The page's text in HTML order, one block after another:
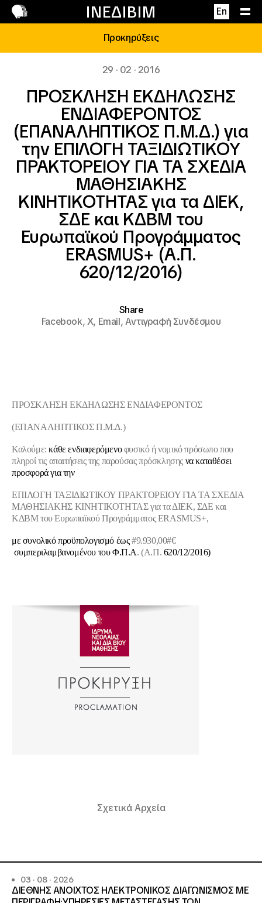
ΙΝΕΔΙΒΙΜ En
Επικοινωνία
Προκηρύξεις
29 · 02 · 2016
ΠΡΟΣΚΛΗΣΗ ΕΚΔΗΛΩΣΗΣ
ΕΝΔΙΑΦΕΡΟΝΤΟΣ
(ΕΠΑΝΑΛΗΠΤΙΚΟΣ Π.Μ.Δ.) για
την ΕΠΙΛΟΓΗ ΤΑΞΙΔΙΩΤΙΚΟΥ
ΠΡΑΚΤΟΡΕΙΟΥ ΓΙΑ ΤΑ ΣΧΕΔΙΑ
ΜΑΘΗΣΙΑΚΗΣ
ΚΙΝΗΤΙΚΟΤΗΤΑΣ για τα ΔΙΕΚ,
ΣΔΕ και ΚΔΒΜ του
Ευρωπαϊκού Προγράμματος
ERASMUS+ (Α.Π.
620/12/2016)
Share
Facebook,X, Email,Αντιγραφή Συνδέσμου
ΠΡΟΣΚΛΗΣΗ ΕΚΔΗΛΩΣΗΣ ΕΝΔΙΑΦΕΡΟΝΤΟΣ
(ΕΠΑΝΑΛΗΠΤΙΚΟΣ Π.Μ.Δ.)
Καλούμε:κάθε ενδιαφερόμενοφυσικό ή νομικό πρόσωπο που
πληροί τις απαιτήσεις της παρούσας πρόσκλησης να καταθέσει
προσφορά για την
ΕΠΙΛΟΓΗ ΤΑΞΙΔΙΩΤΙΚΟΥ ΠΡΑΚΤΟΡΕΙΟΥ ΓΙΑ ΤΑ ΣΧΕΔΙΑ
ΜΑΘΗΣΙΑΚΗΣ ΚΙΝΗΤΙΚΟΤΗΤΑΣ για τα ΔΙΕΚ, ΣΔΕ και
ΚΔΒΜ του Ευρωπαϊκού ΠρογράμματοςERASMUS+,
με συνολικό προϋπολογισμό έως#9.930,00#€
συμπεριλαμβανομένου του Φ.Π.Α. (Α.Π. 620/12/2016)
Σχετικά Αρχεία
03 · 08 · 2026
ΔΙΕΘΝΗΣ ΑΝΟΙΧΤΟΣ ΗΛΕΚΤΡΟΝΙΚΟΣ ΔΙΑΓΩΝΙΣΜΟΣ ΜΕ